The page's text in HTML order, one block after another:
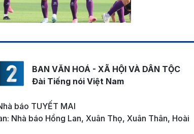
BAN VĂN HOÁ - XÃ HỘI VÀ DÂN TỘC
Đài Tiếng nói Việt Nam
báo TUYẾT MAI
Nhà báo Hồng Lan, Xuân Thọ, Xuân Thân, Hoài